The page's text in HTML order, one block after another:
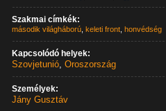
Szakmai címkék:
második világháború ,keleti front ,honvédség
Kapcsolódó helyek:
Szovjetunió,Oroszország
Személyek:
Jány Gusztáv